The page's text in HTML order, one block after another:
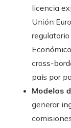
licencia
Unión
cross-
país por
Modelos
generar